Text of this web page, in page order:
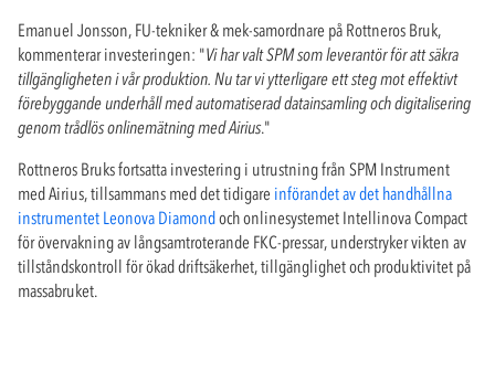
Emanuel Jonsson, FU-tekniker & mek-samordnare på Rottneros Bruk,
kommenterar investeringen: "Vi har valt SPM som leverantör för att säkra
tillgängligheten i vår produktion. Nu tar vi ytterligare ett steg mot effektivt
förebyggande underhåll med automatiserad datainsamling och digitalisering
genom trådlös onlinemätning med Airius."
Rottneros Bruks fortsatta investering i utrustning från SPM Instrument
med Airius, tillsammans med det tidigare införandet av det handhållna
instrumentet Leonova Diamondoch onlinesystemet Intellinova Compact
för övervakning av långsamtroterande FKC-pressar, understryker vikten av
tillståndskontroll för ökad driftsäkerhet, tillgänglighet och produktivitet på
massabruket.